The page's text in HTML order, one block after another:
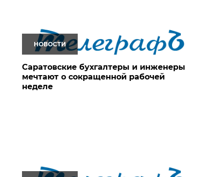
НОВОСТИ
Саратовские бухгалтеры и инженеры
мечтают о сокращенной рабочей
неделе